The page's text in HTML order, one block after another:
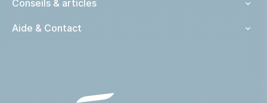
Conseils & articles
Aide & Contact